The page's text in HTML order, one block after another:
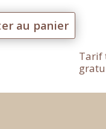
au panier
Tarif